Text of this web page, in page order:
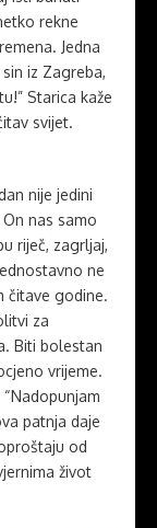
rekne
Jedna
iz Zagreba,
Starica kaže
svijet.
nije jedini
nas samo
riječ, zagrljaj,
ne
čitave godine.
za
Biti bolestan
vrijeme.
patnja daje
od
život